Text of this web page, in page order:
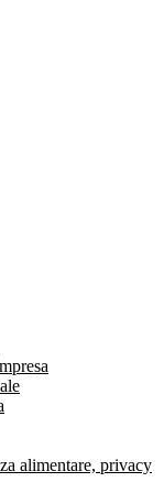
alimentare, privacy